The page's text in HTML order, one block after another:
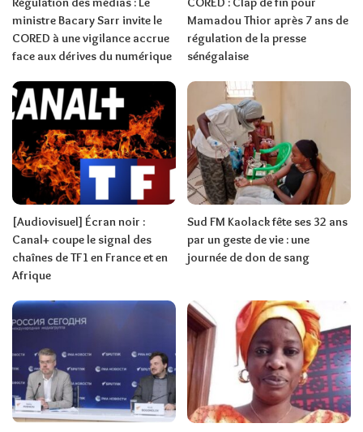
ministre Bacary Sarr invite le
CORED à une vigilance accrue
face aux dérives du numérique
Mamadou Thior après 7 ans de
régulation de la presse
sénégalaise
[Audiovisuel] Écran noir :
Canal+ coupe le signal des
chaînes de TF1 en France et en
Afrique
Sud FM Kaolack fête ses 32 ans
par un geste de vie : une
journée de don de sang